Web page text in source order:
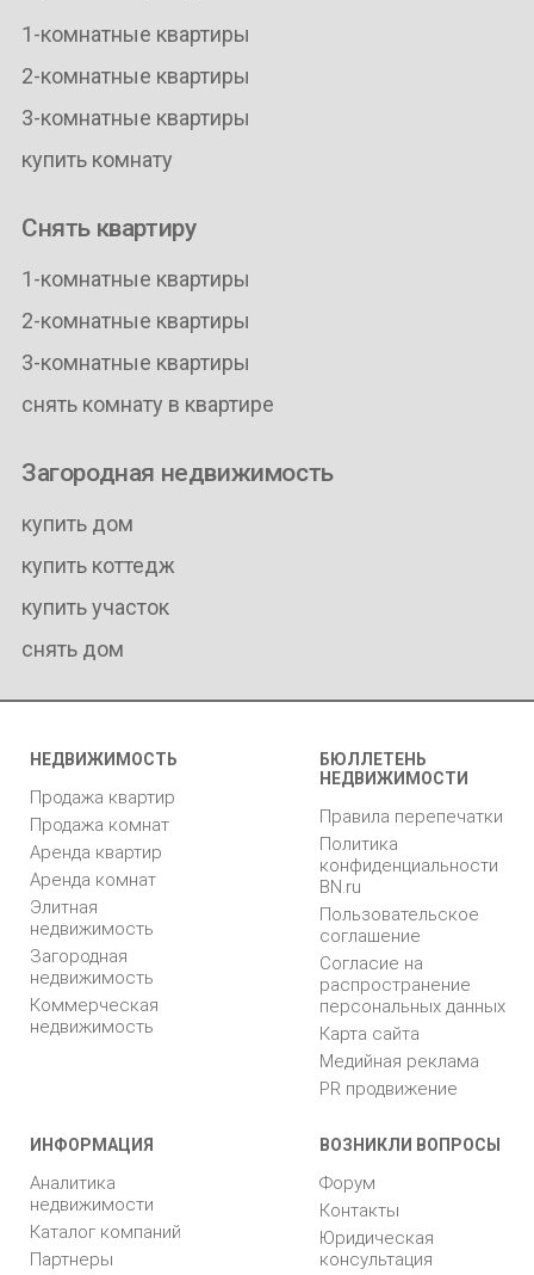
1-комнатные квартиры
2-комнатные квартиры
3-комнатные квартиры
купить комнату
Снять квартиру
1-комнатные квартиры
2-комнатные квартиры
3-комнатные квартиры
снять комнату в квартире
Загородная недвижимость
купить дом
купить коттедж
купить участок
снять дом
НЕДВИЖИМОСТЬ
Продажа квартир
Продажа комнат
Аренда квартир
Аренда комнат
Элитная
недвижимость
Загородная
недвижимость
Коммерческая
недвижимость
БЮЛЛЕТЕНЬ
НЕДВИЖИМОСТИ
Правила перепечатки
Политика
конфиденциальности
BN.ru
Пользовательское
соглашение
Согласие на
распространение
персональных данных
Карта сайта
Медийная реклама
PR продвижение
ИНФОРМАЦИЯ
Аналитика
недвижимости
Каталог компаний
Партнеры
ВОЗНИКЛИ ВОПРОСЫ
Форум
Контакты
Юридическая
консультация